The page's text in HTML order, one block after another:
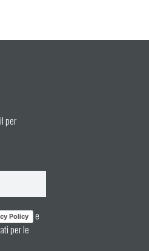
per
Policy
e
per le